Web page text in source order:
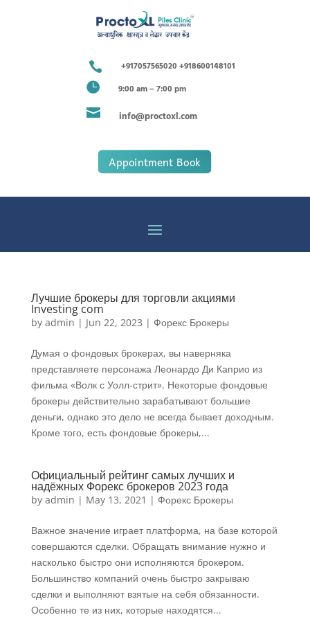
 +917057565020 +918600148101
 9:00 am – 7:00 pm
 info@proctoxl.com
Appointment Book
Лучшие брокеры для торговли акциями
Investing com
by admin | Jun 22, 2023 | Форекс Брокеры
Думая о фондовых брокерах, вы наверняка
представляете персонажа Леонардо Ди Каприо из
фильма «Волк с Уолл-стрит». Некоторые фондовые
брокеры действительно зарабатывают большие
деньги, однако это дело не всегда бывает доходным.
Кроме того, есть фондовые брокеры,...
Официальный рейтинг самых лучших и
надёжных Форекс брокеров 2023 года
by admin | May 13, 2021 | Форекс Брокеры
Важное значение играет платформа, на базе которой
совершаются сделки. Обращать внимание нужно и
насколько быстро они исполняются брокером.
Большинство компаний очень быстро закрываю
сделки и выполняют взятые на себя обязанности.
Особенно те из них, которые находятся...